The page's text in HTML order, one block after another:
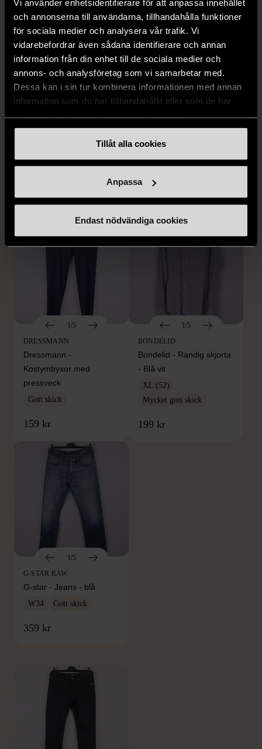
Vi använder enhetsidentifierare för att anpassa innehållet
och annonserna till användarna, tillhandahålla funktioner
för sociala medier och analysera vår trafik. Vi
vidarebefordrar även sådana identifierare och annan
information från din enhet till de sociala medier och
annons- och analysföretag som vi samarbetar med.
Dessa kan i sin tur kombinera informationen med annan
information som du har tillhandahållit eller som de har
Tillåt alla cookies
Anpassa
Endast nödvändiga cookies
1/5
XXL (54) Nytt skick
1/5
med bröstficka
Mycket gott skick
1/5
DRESSMANN
Dressmann -
Kostymbyxor med
pressveck
Gott skick
159 kr
1/5
BONDELID
Bondelid - Randig skjorta
- Blå vit
XL (52)
Mycket gott skick
199 kr
1/5
G-STAR RAW
G-star - Jeans - blå
W34 Gott skick
359 kr
FRÅN SAMMA VARUMÄRKE